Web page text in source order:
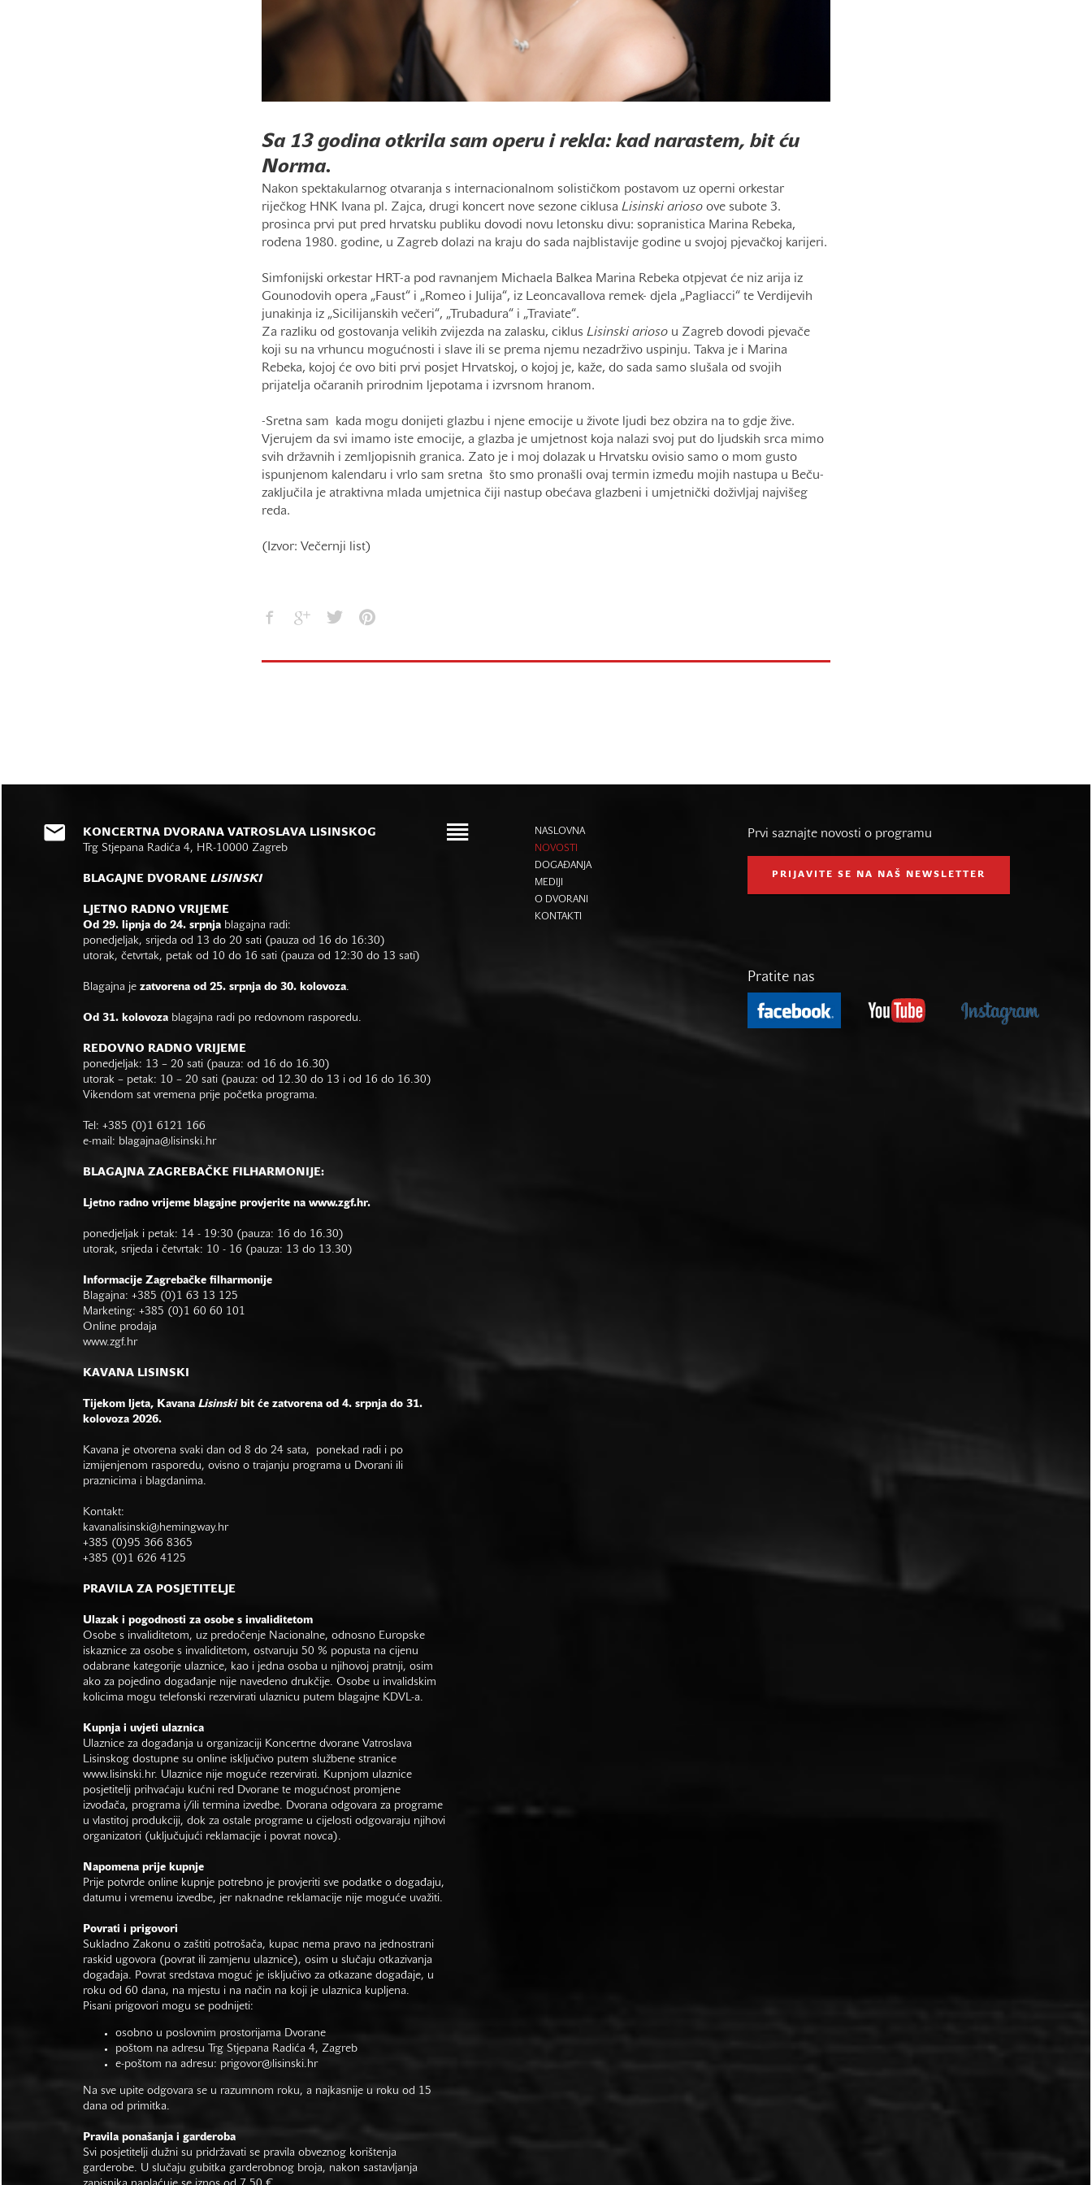
Sa 13 godina otkrila sam operu i rekla: kad narastem, bit ću
Norma.
Nakon spektakularnog otvaranja s internacionalnom solističkom postavom uz operni orkestar
riječkog HNK Ivana pl. Zajca, drugi koncert nove sezone ciklusa Lisinski arioso ove subote 3.
prosinca prvi put pred hrvatsku publiku dovodi novu letonsku divu: sopranistica Marina Rebeka,
rođena 1980. godine, u Zagreb dolazi na kraju do sada najblistavije godine u svojoj pjevačkoj karijeri.
Simfonijski orkestar HRT-a pod ravnanjem Michaela Balkea Marina Rebeka otpjevat će niz arija iz
Gounodovih opera „Faust“ i „Romeo i Julija“, iz Leoncavallova remek- djela „Pagliacci“ te Verdijevih
junakinja iz „Sicilijanskih večeri“, „Trubadura“ i „Traviate“.
Za razliku od gostovanja velikih zvijezda na zalasku, ciklus Lisinski arioso u Zagreb dovodi pjevače
koji su na vrhuncu mogućnosti i slave ili se prema njemu nezadrživo uspinju. Takva je i Marina
Rebeka, kojoj će ovo biti prvi posjet Hrvatskoj, o kojoj je, kaže, do sada samo slušala od svojih
prijatelja očaranih prirodnim ljepotama i izvrsnom hranom.
-Sretna sam kada mogu donijeti glazbu i njene emocije u živote ljudi bez obzira na to gdje žive.
Vjerujem da svi imamo iste emocije, a glazba je umjetnost koja nalazi svoj put do ljudskih srca mimo
svih državnih i zemljopisnih granica. Zato je i moj dolazak u Hrvatsku ovisio samo o mom gusto
ispunjenom kalendaru i vrlo sam sretna što smo pronašli ovaj termin između mojih nastupa u Beču-
zaključila je atraktivna mlada umjetnica čiji nastup obećava glazbeni i umjetnički doživljaj najvišeg
reda.
(Izvor: Večernji list)
KONCERTNA DVORANA VATROSLAVA LISINSKOG
Trg Stjepana Radića 4, HR-10000 Zagreb
BLAGAJNE DVORANE LISINSKI
LJETNO RADNO VRIJEME
Od 29. lipnja do 24. srpnja blagajna radi:
ponedjeljak, srijeda od 13 do 20 sati (pauza od 16 do 16:30)
utorak, četvrtak, petak od 10 do 16 sati (pauza od 12:30 do 13 sati)
Blagajna je zatvorena od 25. srpnja do 30. kolovoza.
Od 31. kolovoza blagajna radi po redovnom rasporedu.
REDOVNO RADNO VRIJEME
ponedjeljak: 13 – 20 sati (pauza: od 16 do 16.30)
utorak – petak: 10 – 20 sati (pauza: od 12.30 do 13 i od 16 do 16.30)
Vikendom sat vremena prije početka programa.
Tel: +385 (0)1 6121 166
e-mail: blagajna@lisinski.hr
BLAGAJNA ZAGREBAČKE FILHARMONIJE:
Ljetno radno vrijeme blagajne provjerite na www.zgf.hr.
ponedjeljak i petak: 14 - 19:30 (pauza: 16 do 16.30)
utorak, srijeda i četvrtak: 10 - 16 (pauza: 13 do 13.30)
Informacije Zagrebačke filharmonije
Blagajna: +385 (0)1 63 13 125
Marketing: +385 (0)1 60 60 101
Online prodaja
www.zgf.hr
KAVANA LISINSKI
Tijekom ljeta, Kavana Lisinski bit će zatvorena od 4. srpnja do 31.
kolovoza 2026.
Kavana je otvorena svaki dan od 8 do 24 sata, ponekad radi i po
izmijenjenom rasporedu, ovisno o trajanju programa u Dvorani ili
praznicima i blagdanima.
Kontakt:
kavanalisinski@hemingway.hr
+385 (0)95 366 8365
+385 (0)1 626 4125
PRAVILA ZA POSJETITELJE
Ulazak i pogodnosti za osobe s invaliditetom
Osobe s invaliditetom, uz predočenje Nacionalne, odnosno Europske
iskaznice za osobe s invaliditetom, ostvaruju 50 % popusta na cijenu
odabrane kategorije ulaznice, kao i jedna osoba u njihovoj pratnji, osim
ako za pojedino događanje nije navedeno drukčije. Osobe u invalidskim
kolicima mogu telefonski rezervirati ulaznicu putem blagajne KDVL-a.
Kupnja i uvjeti ulaznica
Ulaznice za događanja u organizaciji Koncertne dvorane Vatroslava
Lisinskog dostupne su online isključivo putem službene stranice
www.lisinski.hr. Ulaznice nije moguće rezervirati. Kupnjom ulaznice
posjetitelji prihvaćaju kućni red Dvorane te mogućnost promjene
izvođača, programa i/ili termina izvedbe. Dvorana odgovara za programe
u vlastitoj produkciji, dok za ostale programe u cijelosti odgovaraju njihovi
organizatori (uključujući reklamacije i povrat novca).
Napomena prije kupnje
Prije potvrde online kupnje potrebno je provjeriti sve podatke o događaju,
datumu i vremenu izvedbe, jer naknadne reklamacije nije moguće uvažiti.
Povrati i prigovori
Sukladno Zakonu o zaštiti potrošača, kupac nema pravo na jednostrani
raskid ugovora (povrat ili zamjenu ulaznice), osim u slučaju otkazivanja
događaja. Povrat sredstava moguć je isključivo za otkazane događaje, u
roku od 60 dana, na mjestu i na način na koji je ulaznica kupljena.
Pisani prigovori mogu se podnijeti:
osobno u poslovnim prostorijama Dvorane
poštom na adresu Trg Stjepana Radića 4, Zagreb
e-poštom na adresu: prigovor@lisinski.hr
Na sve upite odgovara se u razumnom roku, a najkasnije u roku od 15
dana od primitka.
Pravila ponašanja i garderoba
Svi posjetitelji dužni su pridržavati se pravila obveznog korištenja
garderobe. U slučaju gubitka garderobnog broja, nakon sastavljanja
NASLOVNA
NOVOSTI
DOGAĐANJA
MEDIJI
O DVORANI
KONTAKTI
Prvi saznajte novosti o programu
PRIJAVITE SE NA NAŠ NEWSLETTER
Pratite nas